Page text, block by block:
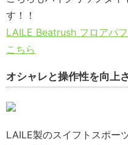
す！！
LAILE Beatrush フロアパ
こちら
オシャレと操作性を向上
LAILE製のスイフトスポー